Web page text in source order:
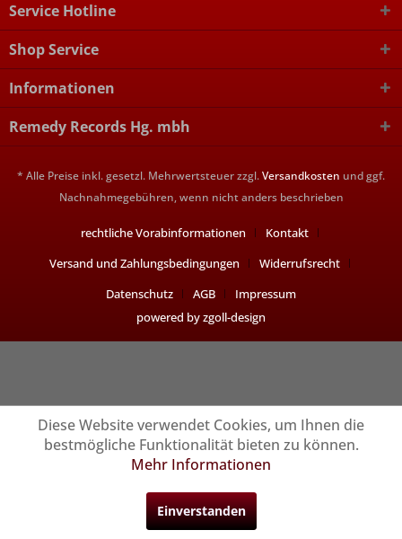
Service Hotline
Shop Service
Informationen
Remedy Records Hg. mbh
* Alle Preise inkl. gesetzl. Mehrwertsteuer zzgl.Versandkosten und ggf.
Nachnahmegebühren, wenn nicht anders beschrieben
rechtliche Vorabinformationen
Kontakt
Versand und Zahlungsbedingungen
Widerrufsrecht
Datenschutz
AGB
Impressum
powered by zgoll-design
Diese Website verwendet Cookies, um Ihnen die
bestmögliche Funktionalität bieten zu können.
Mehr Informationen
Einverstanden